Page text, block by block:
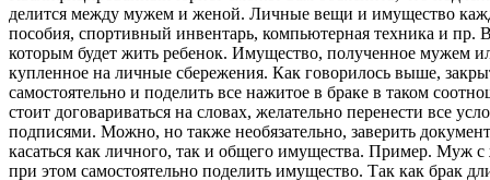
делится между мужем и женой. Личные вещи и имущество
пособия, спортивный инвентарь, компьютерная техника и пр.
которым будет жить ребенок. Имущество, полученное мужем
купленное на личные сбережения. Как говорилось выше,
самостоятельно и поделить все нажитое в браке в таком
стоит договариваться на словах, желательно перенести все
подписями. Можно, но также необязательно, заверить
касаться как личного, так и общего имущества. Пример. Муж
при этом самостоятельно поделить имущество. Так как брак